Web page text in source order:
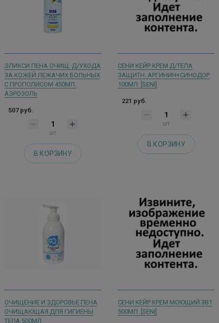
ЭЛИКСИ ПЕНА ОЧИЩ. Д/УХОДА
ЗА КОЖЕЙ ЛЕЖАЧИХ БОЛЬНЫХ
С ПРОПОЛИСОМ 450МЛ.
АЭРОЗОЛЬ
507 руб.
шт
В КОРЗИНУ
СЕНИ КЕЙР КРЕМ Д/ТЕЛА
ЗАЩИТН. АРГИНИН+СИНОДОР
100МЛ. [SENI]
221 руб.
шт
В КОРЗИНУ
ОЧИЩЕНИЕ И ЗДОРОВЬЕ ПЕНА
ОЧИЩАЮЩАЯ ДЛЯ ГИГИЕНЫ
ТЕЛА 500МЛ
СЕНИ КЕЙР КРЕМ МОЮЩИЙ 3В1
500МЛ. [SENI]